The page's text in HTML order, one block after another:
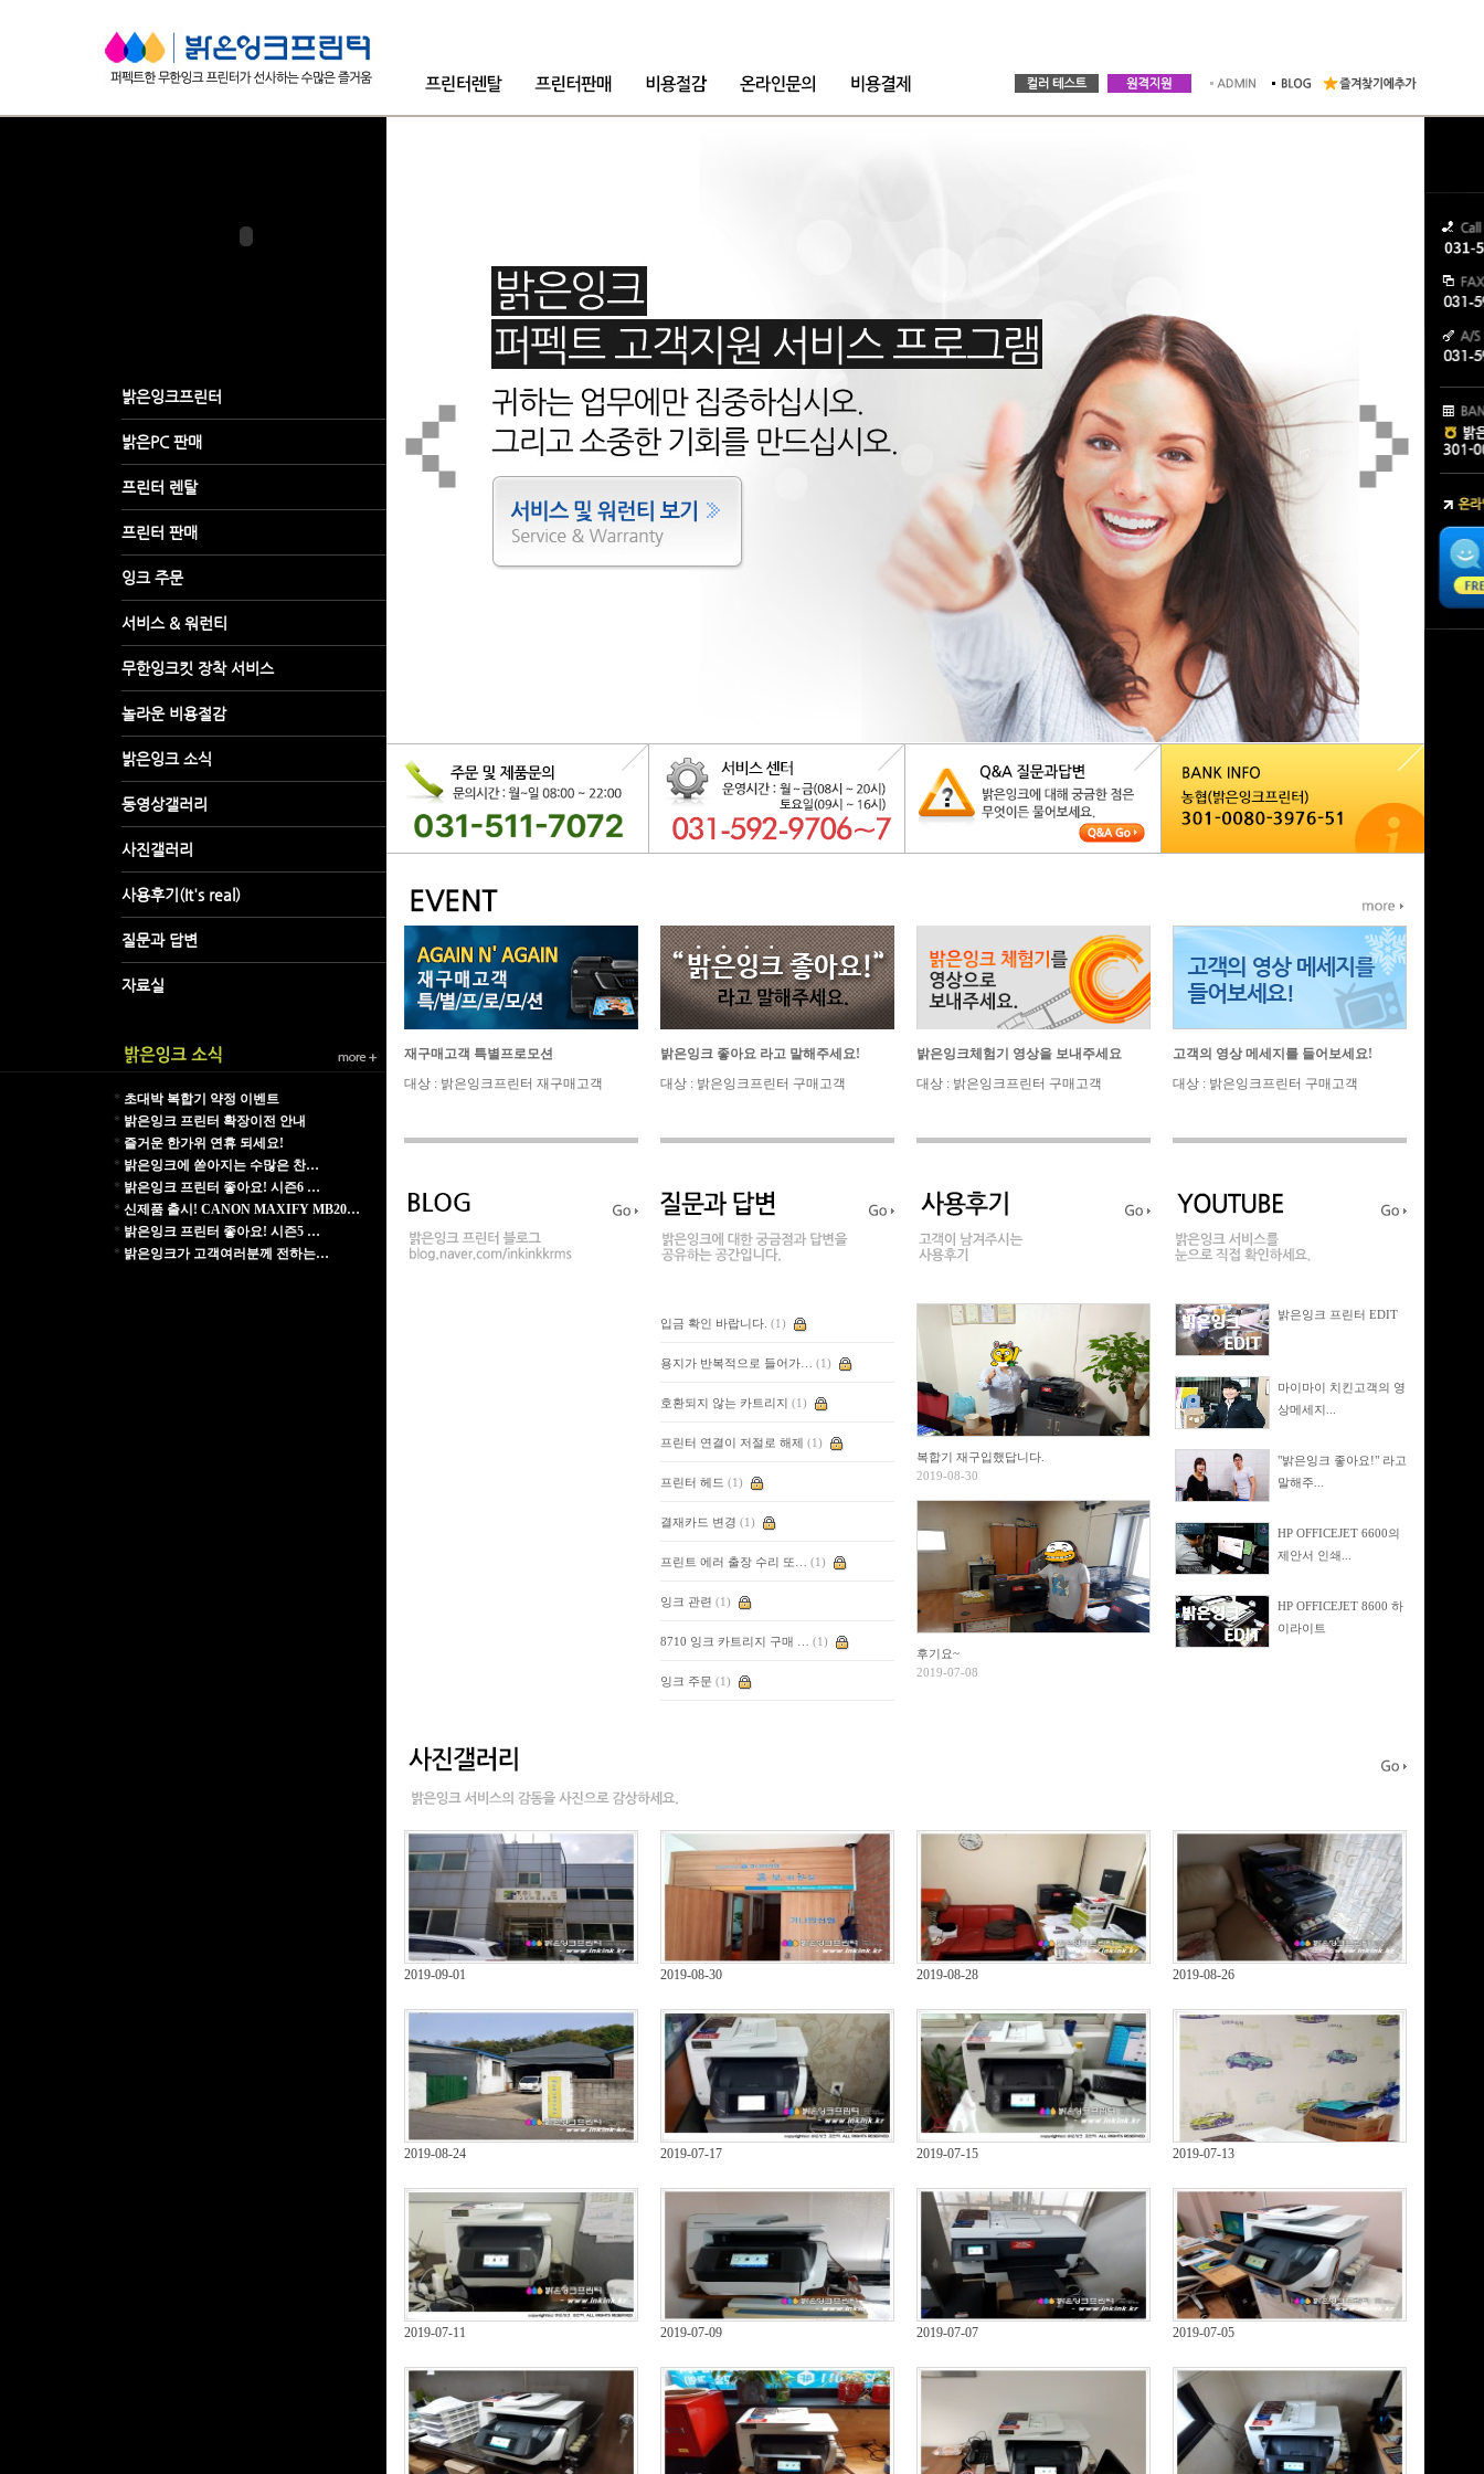
* 초대박 복합기 약정 이벤트
* 밝은잉크 프린터 확장이전 안내
* 즐거운 한가위 연휴 되세요!
* 밝은잉크에 쏟아지는 수많은 찬…
* 밝은잉크 프린터 좋아요! 시즌6 …
* 신제품 출시! CANON MAXIFY MB20…
* 밝은잉크 프린터 좋아요! 시즌5 …
* 밝은잉크가 고객여러분께 전하는…
재구매고객 특별프로모션
대상 : 밝은잉크프린터 재구매고객
밝은잉크 좋아요 라고 말해주세요!
대상 : 밝은잉크프린터 구매고객
밝은잉크체험기 영상을 보내주세요
대상 : 밝은잉크프린터 구매고객
고객의 영상 메세지를 들어보세요!
대상 : 밝은잉크프린터 구매고객
입금 확인 바랍니다. (1)
용지가 반복적으로 들어가… (1)
호환되지 않는 카트리지 (1)
프린터 연결이 저절로 해제 (1)
프린터 헤드 (1)
결재카드 변경 (1)
프린트 에러 출장 수리 또… (1)
잉크 관련 (1)
8710 잉크 카트리지 구매 … (1)
잉크 주문 (1)
복합기 재구입했답니다.
2019-08-30
후기요~
2019-07-08
밝은잉크 프린터 EDIT
마이마이 치킨고객의 영
상메세지...
"밝은잉크 좋아요!" 라고
말해주...
HP OFFICEJET 6600의
제안서 인쇄...
HP OFFICEJET 8600 하
이라이트
2019-09-01 2019-08-30 2019-08-28 2019-08-26
2019-08-24 2019-07-17 2019-07-15 2019-07-13
2019-07-11 2019-07-09 2019-07-07 2019-07-05